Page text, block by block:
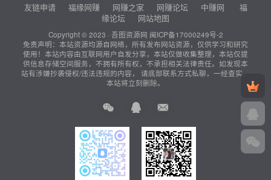
友链申请 福缘网赚 网赚之家 网赚论坛 中赚网
福
缘论坛
网站地图
Copyright © 2023 · 吾图资源网 闽ICP备17000249号-2
免责声明：本站资源均源自网络，所有发布网站资源，仅供学习和研究
使用！本站内容由互联网用户自发分享，本站仅做收集整理，本站仅提
供信息存储空间服务，不拥有所有权，不承担相关法律责任。如发现本
站有涉嫌抄袭侵权/违法违规的内容， 请底部联系方式私聊，一经查实，
本站将立刻删除。